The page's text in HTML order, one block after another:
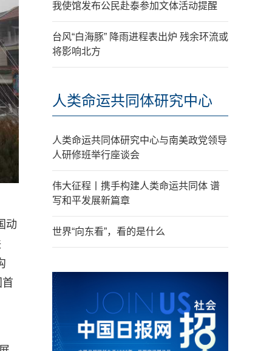
动
我使馆发布公民赴泰参加文体活动提醒
台风“白海豚” 降雨进程表出炉 残余环流或
将影响北方
人类命运共同体研究中心
人类命运共同体研究中心与南美政党领导
人研修班举行座谈会
伟大征程丨携手构建人类命运共同体 谱
写和平发展新篇章
世界“向东看”，看的是什么